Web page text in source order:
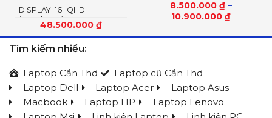
48.500.000 ₫
DISPLAY: 16″ QHD+
(2560*1600) 240Hz
Up To 5.4GHz (24 Cores, 32
Threads, 36MB Cache)
8.500.000 ₫ –
10.900.000 ₫
4.2GHz, 8MB
Tìm kiếm nhiều:
Laptop Cần Thơ
Laptop cũ Cần Thơ
Laptop Dell
Laptop Acer
Laptop Asus
Macbook
Laptop HP
Laptop Lenovo